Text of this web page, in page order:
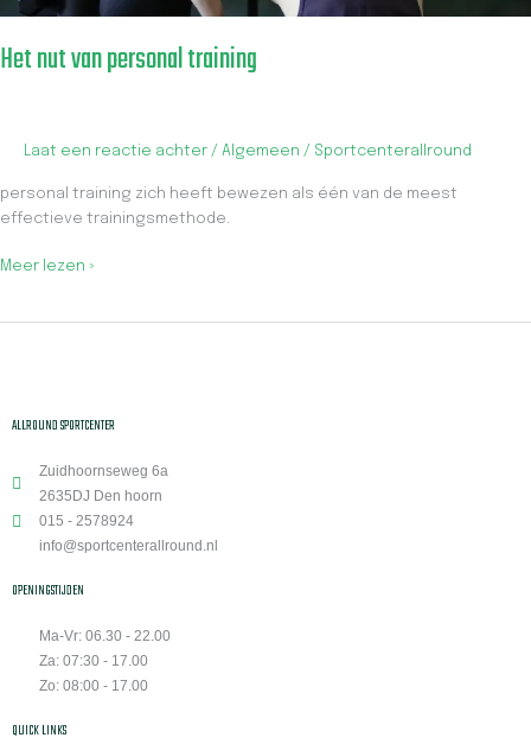
Het nut van personal training
Laat een reactie achter / Algemeen / Sportcenterallround
personal training zich heeft bewezen als één van de meest
effectieve trainingsmethode.
Meer lezen »
ALLROUND SPORTCENTER
Zuidhoornseweg 6a
2635DJ Den hoorn
015 - 2578924
info@sportcenterallround.nl
OPENINGSTIJDEN
Ma-Vr: 06.30 - 22.00
Za: 07:30 - 17.00
Zo: 08:00 - 17.00
QUICK LINKS